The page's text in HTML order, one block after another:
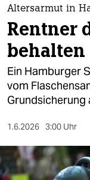
themen
politik
öko
gesellschaft
sport
berlin
Altersarmut in
Rentner
behalten
Ein Hamburger
vom
Grundsicherung
1.6.2026 3:00 Uhr